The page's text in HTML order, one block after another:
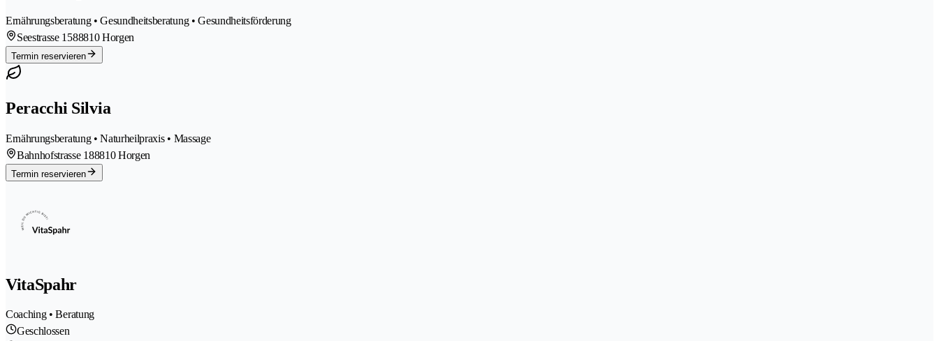
Ernährungsberatung • Gesundheitsberatung • Gesundheitsförderung
Seestrasse 1588810 Horgen
Termin reservieren
Peracchi Silvia
Ernährungsberatung • Naturheilpraxis • Massage
Bahnhofstrasse 188810 Horgen
Termin reservieren
VitaSpahr
Coaching • Beratung
Geschlossen